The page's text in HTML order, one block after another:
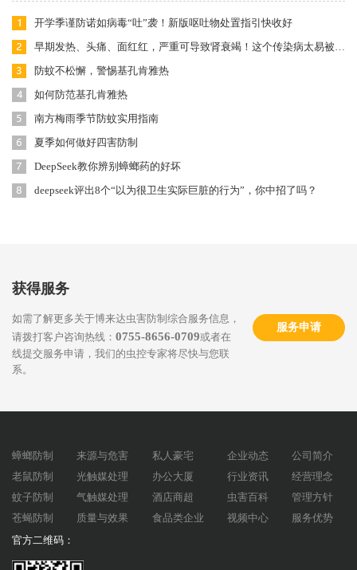
开学季谨防诺如病毒“吐”袭！新版呕吐物处置指引快收好
早期发热、头痛、面红红，严重可导致肾衰竭！这个传染病太易被忽视
防蚊不松懈，警惕基孔肯雅热
如何防范基孔肯雅热
南方梅雨季节防蚊实用指南
夏季如何做好四害防制
DeepSeek教你辨别蟑螂药的好坏
deepseek评出8个“以为很卫生实际巨脏的行为”，你中招了吗？
获得服务
如需了解更多关于博来达虫害防制综合服务信息，
请拨打客户咨询热线： 0755-8656-0709或者在
线提交服务申请，我们的虫控专家将尽快与您联
系。
服务申请
蟑螂防制
老鼠防制
蚊子防制
苍蝇防制
来源与危害
光触媒处理
气触媒处理
质量与效果
私人豪宅
办公大厦
酒店商超
食品类企业
企业动态
行业资讯
虫害百科
视频中心
公司简介
经营理念
管理方针
服务优势
官方二维码：